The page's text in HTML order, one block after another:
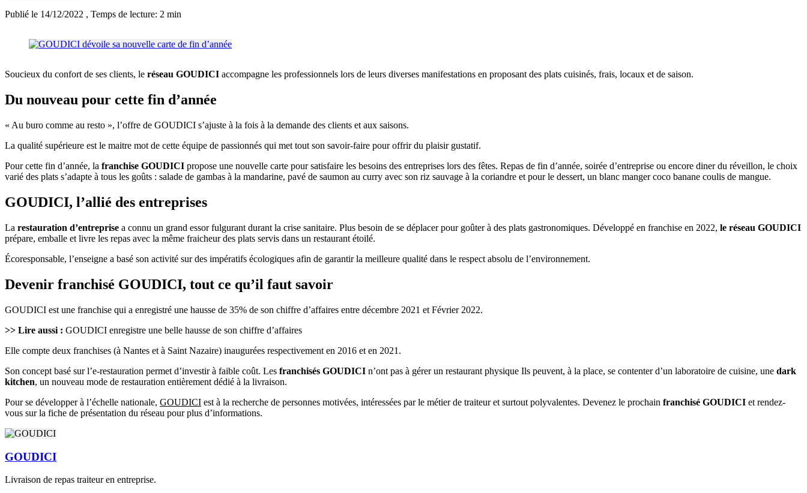
Publié le 14/12/2022 , Temps de lecture: 2 min
Soucieux du confort de ses clients, le réseau GOUDICI accompagne les professionnels lors de leurs diverses manifestations en proposant des plats cuisinés, frais, locaux et de saison.
Du nouveau pour cette fin d’année
« Au buro comme au resto », l’offre de GOUDICI s’ajuste à la fois à la demande des clients et aux saisons.
La qualité supérieure est le maitre mot de cette équipe de passionnés qui met tout son savoir-faire pour offrir du plaisir gustatif.
Pour cette fin d’année, la franchise GOUDICI propose une nouvelle carte pour satisfaire les besoins des entreprises lors des fêtes. Repas de fin d’année, soirée d’entreprise ou encore diner du réveillon, le choix
varié des plats s’adapte à tous les goûts : salade de gambas à la mandarine, pavé de saumon au curry avec son riz sauvage à la coriandre et pour le dessert, un blanc manger coco banane coulis de mangue.
GOUDICI, l’allié des entreprises
La restauration d’entreprise a connu un grand essor fulgurant durant la crise sanitaire. Plus besoin de se déplacer pour goûter à des plats gastronomiques. Développé en franchise en 2022, le réseau GOUDICI
prépare, emballe et livre les repas avec la même fraicheur des plats servis dans un restaurant étoilé.
Écoresponsable, l’enseigne a basé son activité sur des impératifs écologiques afin de garantir la meilleure qualité dans le respect absolu de l’environnement.
Devenir franchisé GOUDICI, tout ce qu’il faut savoir
GOUDICI est une franchise qui a enregistré une hausse de 35% de son chiffre d’affaires entre décembre 2021 et Février 2022.
>> Lire aussi : GOUDICI enregistre une belle hausse de son chiffre d’affaires
Elle compte deux franchises (à Nantes et à Saint Nazaire) inaugurées respectivement en 2016 et en 2021.
Son concept basé sur l’e-restauration permet d’investir à faible coût. Les franchisés GOUDICI n’ont pas à gérer un restaurant physique Ils peuvent, à la place, se contenter d’un laboratoire de cuisine, une dark
kitchen, un nouveau mode de restauration entièrement dédié à la livraison.
Pour se développer à l’échelle nationale, GOUDICI est à la recherche de personnes motivées, intéressées par le métier de traiteur et surtout polyvalentes. Devenez le prochain franchisé GOUDICI et rendez-
vous sur la fiche de présentation du réseau pour plus d’informations.
GOUDICI
Livraison de repas traiteur en entreprise.